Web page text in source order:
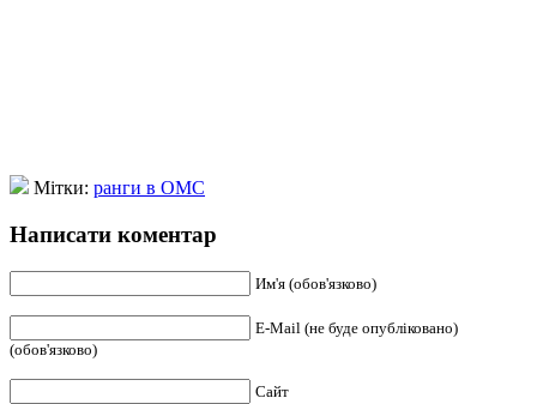
Мітки: ранги в ОМС
Написати коментар
Им'я (обов'язково)
E-Mail (не буде опубліковано)
(обов'язково)
Сайт